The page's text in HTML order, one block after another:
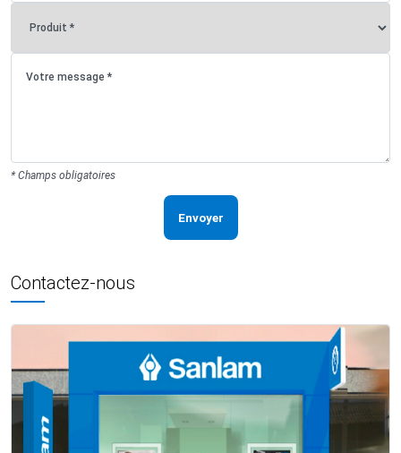
* Champs obligatoires
Envoyer
Contactez-nous